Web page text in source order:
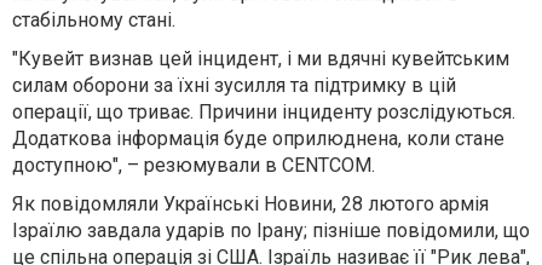
стабільному стані.
"Кувейт визнав цей інцидент, і ми вдячні кувейтським
силам оборони за їхні зусилля та підтримку в цій
операції, що триває. Причини інциденту розслідуються.
Додаткова інформація буде оприлюднена, коли стане
доступною", – резюмували в CENTCOM.
Як повідомляли Українські Новини, 28 лютого армія
Ізраїлю завдала ударів по Ірану; пізніше повідомили, що
це спільна операція зі США. Ізраїль називає її "Рик лева",